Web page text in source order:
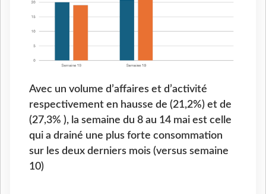
Avec un volume d’affaires et d’activité
respectivement en hausse de (21,2%) et de
(27,3% ), la semaine du 8 au 14 mai est celle
qui a drainé une plus forte consommation
sur les deux derniers mois (versus semaine
10)